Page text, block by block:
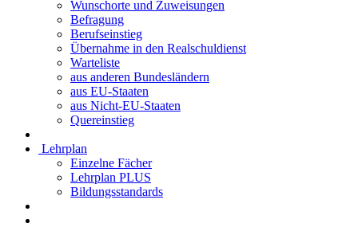
Wunschorte und Zuweisungen
Befragung
Berufseinstieg
Übernahme in den Realschuldienst
Warteliste
aus anderen Bundesländern
aus EU-Staaten
aus Nicht-EU-Staaten
Quereinstieg
Lehrplan
Einzelne Fächer
Lehrplan PLUS
Bildungsstandards